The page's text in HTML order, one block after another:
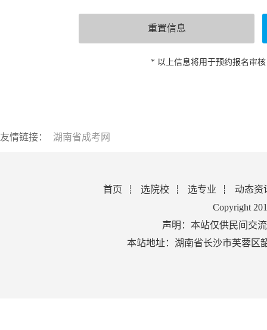
* 以上信息将用于预约报名审
友情链接： 湖南省成考网
首页 选院校 选专业
动态资
Copyright
声明：本站仅供民间交
本站地址：湖南省长沙市芙蓉区